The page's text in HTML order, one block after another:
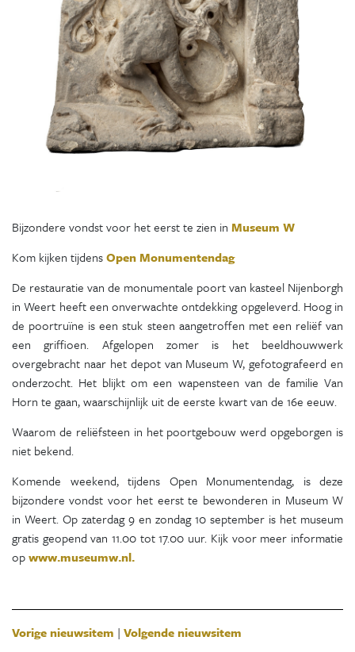
Bijzondere vondst voor het eerst te zien in Museum W
Kom kijken tijdensOpen Monumentendag
De restauratie van de monumentale poort van kasteel Nijenborgh
in Weert heeft een onverwachte ontdekking opgeleverd. Hoog in
de poortruïne is een stuk steen aangetroffen met een reliëf van
een griffioen. Afgelopen zomer is het beeldhouwwerk
overgebracht naar het depot van Museum W, gefotografeerd en
onderzocht. Het blijkt om een wapensteen van de familie Van
Horn te gaan, waarschijnlijk uit de eerste kwart van de 16e eeuw.
Waarom de reliëfsteen in het poortgebouw werd opgeborgen is
niet bekend.
Komende weekend, tijdens Open Monumentendag, is deze
bijzondere vondst voor het eerst te bewonderen in Museum W
in Weert. Op zaterdag 9 en zondag 10 september is het museum
gratis geopend van 11.00 tot 17.00 uur. Kijk voor meer informatie
opwww.museumw.nl.
Vorige nieuwsitem | Volgende nieuwsitem